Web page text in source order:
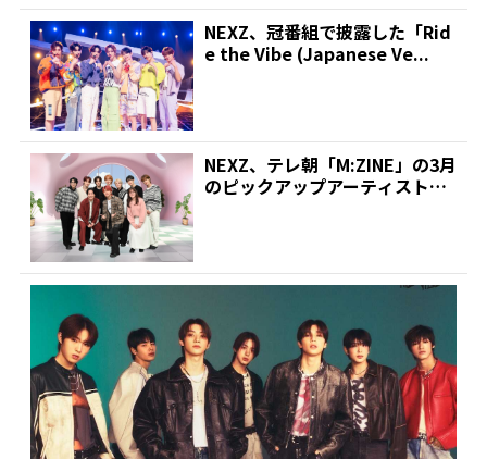
NEXZ、冠番組で披露した「Rid
e the Vibe (Japanese Ve...
NEXZ、テレ朝「M:ZINE」の3月
のピックアップアーティストに